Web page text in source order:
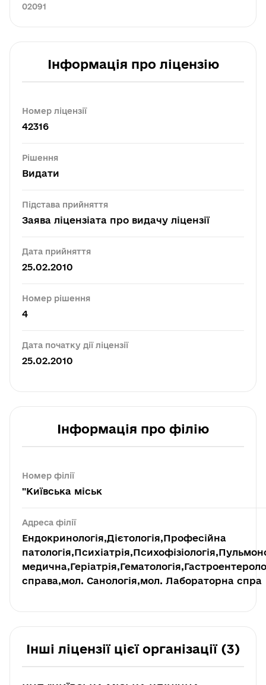
02091
Інформація про ліцензію
Номер ліцензії
42316
Рішення
Видати
Підстава прийняття
Заява ліцензіата про видачу ліцензії
Дата прийняття
25.02.2010
Номер рішення
4
Дата початку дії ліцензії
25.02.2010
Інформація про філію
Номер філії
"Київська міськ
Адреса філії
Ендокринологія,Дієтологія,Професійна
справа,мол. Санологія,мол. Лабораторна спра
Інші ліцензії цієї організації (3)